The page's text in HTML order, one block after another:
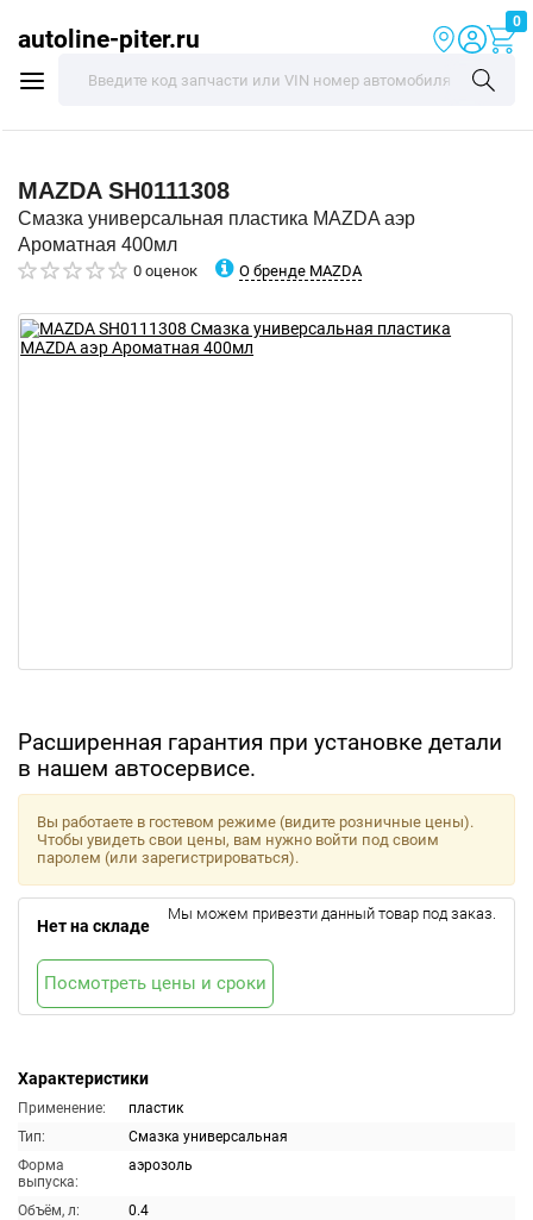
autoline-piter.ru
0
MAZDA SH0111308
Смазка универсальная пластика MAZDA аэр
Ароматная 400мл
0 оценок О бренде MAZDA
Расширенная гарантия при установке детали
в нашем автосервисе.
Характеристики
Применение:
пластик
Тип:
Смазка универсальная
Форма
выпуска:
аэрозоль
Объём, л:
0.4
Вы работаете в гостевом режиме (видите розничные цены).
Чтобы увидеть свои цены, вам нужно войти под своим
паролем (или зарегистрироваться).
Нет на складе
Мы можем привезти данный товар под заказ.
Посмотреть цены и сроки